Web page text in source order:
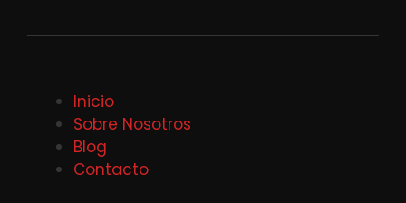
Inicio
Sobre Nosotros
Blog
Contacto